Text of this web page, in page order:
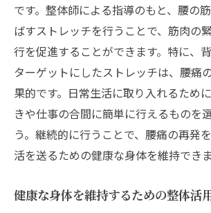
です。整体師による指導のもと、腰の
ばすストレッチを行うことで、筋肉の
行を促進することができます。特に、
ターゲットにしたストレッチは、腰痛
果的です。日常生活に取り入れるため
きや仕事の合間に簡単に行えるものを
う。継続的に行うことで、腰痛の再発
活を送るための健康な身体を維持できま
健康な身体を維持するための整体活